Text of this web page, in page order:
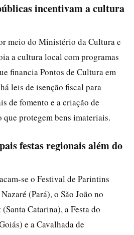
incentivam a cultura
meio do Ministério da Cultura e
a cultura local com programas
financia Pontos de Cultura em
leis de isenção fiscal para
de fomento e a criação de
protegem bens imateriais.
festas regionais além do
se o Festival de Parintins
(Pará), o São João no
Catarina), a Festa do
e a Cavalhada de